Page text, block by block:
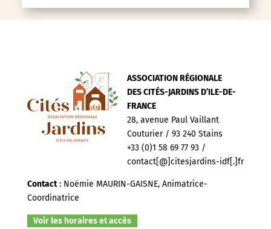
ASSOCIATION RÉGIONALE
DES CITÉS-JARDINS D’ILE-DE-
FRANCE
28, avenue Paul Vaillant
Couturier / 93 240 Stains
+33 (0)1 58 69 77 93 /
contact[@]citesjardins-idf[.]fr
Contact: Noëmie MAURIN-GAISNE, Animatrice-
Coordinatrice
Voir les horaires et accès